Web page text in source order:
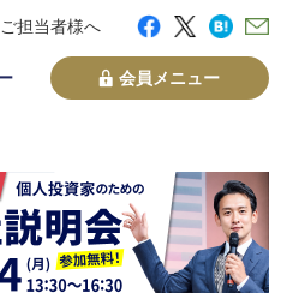
担当者様へ
会員メニュー